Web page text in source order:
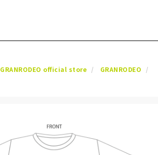
GRANRODEO official store GRANRODEO